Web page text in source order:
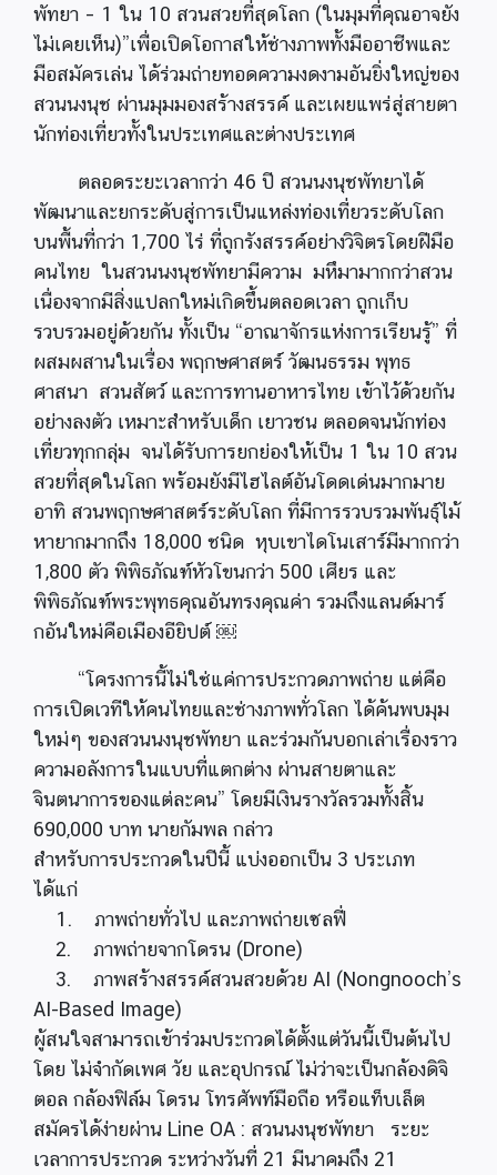
พัทยา – 1 ใน 10 สวนสวยที่สุดโลก (ในมุมที่คุณอาจยัง
ไม่เคยเห็น)”เพื่อเปิดโอกาสให้ช่างภาพทั้งมืออาชีพและ
มือสมัครเล่น ได้ร่วมถ่ายทอดความงดงามอันยิ่งใหญ่ของ
สวนนงนุช ผ่านมุมมองสร้างสรรค์ และเผยแพร่สู่สายตา
นักท่องเที่ยวทั้งในประเทศและต่างประเทศ
ตลอดระยะเวลากว่า 46 ปี สวนนงนุชพัทยาได้
พัฒนาและยกระดับสู่การเป็นแหล่งท่องเที่ยวระดับโลก
บนพื้นที่กว่า 1,700 ไร่ ที่ถูกรังสรรค์อย่างวิจิตรโดยฝีมือ
คนไทย ในสวนนงนุชพัทยามีความ มหึมามากกว่าสวน
เนื่องจากมีสิ่งแปลกใหม่เกิดขึ้นตลอดเวลา ถูกเก็บ
รวบรวมอยู่ด้วยกัน ทั้งเป็น “อาณาจักรแห่งการเรียนรู้” ที่
ผสมผสานในเรื่อง พฤกษศาสตร์ วัฒนธรรม พุทธ
ศาสนา สวนสัตว์ และการทานอาหารไทย เข้าไว้ด้วยกัน
อย่างลงตัว เหมาะสำหรับเด็ก เยาวชน ตลอดจนนักท่อง
เที่ยวทุกกลุ่ม จนได้รับการยกย่องให้เป็น 1 ใน 10 สวน
สวยที่สุดในโลก พร้อมยังมีไฮไลต์อันโดดเด่นมากมาย
อาทิ สวนพฤกษศาสตร์ระดับโลก ที่มีการรวบรวมพันธุ์ไม้
หายากมากถึง 18,000 ชนิด หุบเขาไดโนเสาร์มีมากกว่า
1,800 ตัว พิพิธภัณฑ์หัวโขนกว่า 500 เศียร และ
พิพิธภัณฑ์พระพุทธคุณอันทรงคุณค่า รวมถึงแลนด์มาร์
กอันใหม่คือเมืองอียิปต์ ￼
“โครงการนี้ไม่ใช่แค่การประกวดภาพถ่าย แต่คือ
การเปิดเวทีให้คนไทยและช่างภาพทั่วโลก ได้ค้นพบมุม
ใหม่ๆ ของสวนนงนุชพัทยา และร่วมกันบอกเล่าเรื่องราว
ความอลังการในแบบที่แตกต่าง ผ่านสายตาและ
จินตนาการของแต่ละคน” โดยมีเงินรางวัลรวมทั้งสิ้น
690,000 บาท นายกัมพล กล่าว
สำหรับการประกวดในปีนี้ แบ่งออกเป็น 3 ประเภท
ได้แก่
1. ภาพถ่ายทั่วไป และภาพถ่ายเซลฟี่
2. ภาพถ่ายจากโดรน (Drone)
3. ภาพสร้างสรรค์สวนสวยด้วย AI (Nongnooch’s
AI-Based Image)
ผู้สนใจสามารถเข้าร่วมประกวดได้ตั้งแต่วันนี้เป็นต้นไป
โดย ไม่จำกัดเพศ วัย และอุปกรณ์ ไม่ว่าจะเป็นกล้องดิจิ
ตอล กล้องฟิล์ม โดรน โทรศัพท์มือถือ หรือแท็บเล็ต
สมัครได้ง่ายผ่าน Line OA : สวนนงนุชพัทยา ระยะ
เวลาการประกวด ระหว่างวันที่ 21 มีนาคมถึง 21